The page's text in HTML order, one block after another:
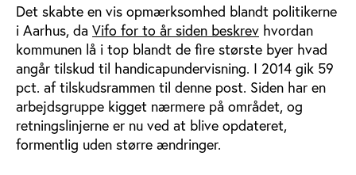
Det skabte en vis opmærksomhed blandt politikerne
i Aarhus, da Vifo for to år siden beskrev hvordan
kommunen lå i top blandt de fire største byer hvad
angår tilskud til handicapundervisning. I 2014 gik 59
pct. af tilskudsrammen til denne post. Siden har en
arbejdsgruppe kigget nærmere på området, og
retningslinjerne er nu ved at blive opdateret,
formentlig uden større ændringer.